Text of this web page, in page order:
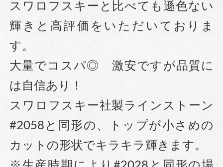
スワロフスキーと比べても遜色ない
輝きと高評価をいただいておりま
す。
大量でコスパ◎ 激安ですが品質に
は自信あり！
スワロフスキー社製ラインストーン
#2058と同形の、トップが小さめの
カットの形状でキラキラ輝きます。